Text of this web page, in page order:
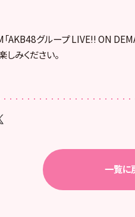
AKB48グループ LIVE!! ON
みください。
一覧に